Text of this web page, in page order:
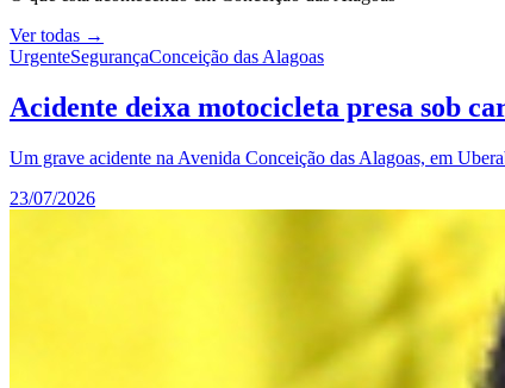
Ver todas →
UrgenteSegurançaConceição das Alagoas
Acidente deixa motocicleta presa sob
Um grave acidente na Avenida Conceição das Alagoas, em
23/07/2026